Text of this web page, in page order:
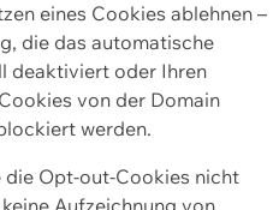
eines Cookies ablehnen –
die das automatische
deaktiviert oder Ihren
von der Domain
werden.
die Opt-out-Cookies nicht